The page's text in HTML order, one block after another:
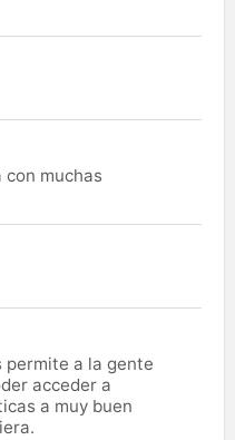
muchas
permite a la gente
acceder a
a muy buen